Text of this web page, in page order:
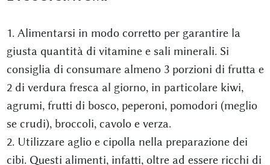
1. Alimentarsi in modo corretto per garantire la
giusta quantità di vitamine e sali minerali. Si
consiglia di consumare almeno 3 porzioni di frutta e
2 di verdura fresca al giorno, in particolare kiwi,
agrumi, frutti di bosco, peperoni, pomodori (meglio
se crudi), broccoli, cavolo e verza.
2. Utilizzare aglio e cipolla nella preparazione dei
cibi. Questi alimenti, infatti, oltre ad essere ricchi di